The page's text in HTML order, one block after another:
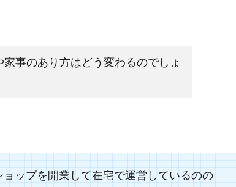
事のあり方はどう変わるのでしょ
ップを開業して在宅で運営しているのの